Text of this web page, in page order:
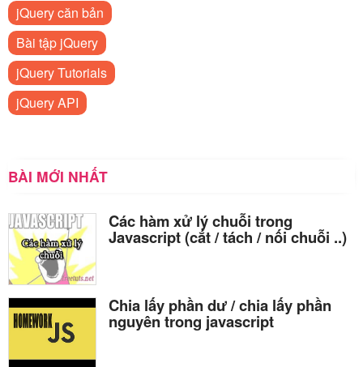
jQuery căn bản
Bài tập jQuery
jQuery Tutorials
jQuery API
BÀI MỚI NHẤT
Các hàm xử lý chuỗi trong
Javascript (cắt / tách / nối chuỗi ..)
Chia lấy phần dư / chia lấy phần
nguyên trong javascript